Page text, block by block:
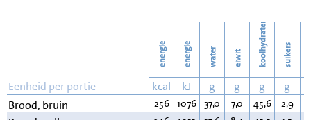
9
energie energie water eiwit koolhydraten suikers
Eenheid per portie kcal kJ g g g g
Brood, bruin
256 1076 37,0 7,0 45,6 2,9